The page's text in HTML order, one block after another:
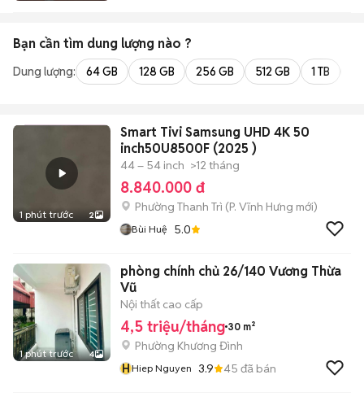
Bạn cần tìm dung lượng nào ?
Dung lượng: 64 GB 128 GB 256 GB 512 GB 1 TB
1 phút trước 2
Smart Tivi Samsung UHD 4K 50
inch50U8500F (2025 )
44 – 54 inch >12 tháng
8.840.000 đ
Phường Thanh Trì (P. Vĩnh Hưng mới)
Bùi Huệ 5.0
1 phút trước 4
phòng chính chủ 26/140 Vương Thừa
Vũ
Nội thất cao cấp
4,5 triệu/tháng 30 m²
Phường Khương Đình
HHiep Nguyen 3.9 45 đã bán